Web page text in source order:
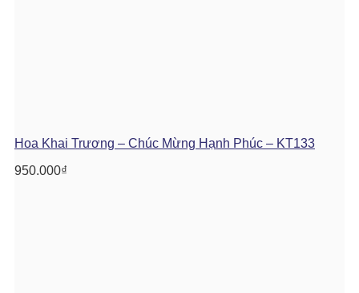
Hoa Khai Trương – Chúc Mừng Hạnh Phúc – KT133
950.000₫